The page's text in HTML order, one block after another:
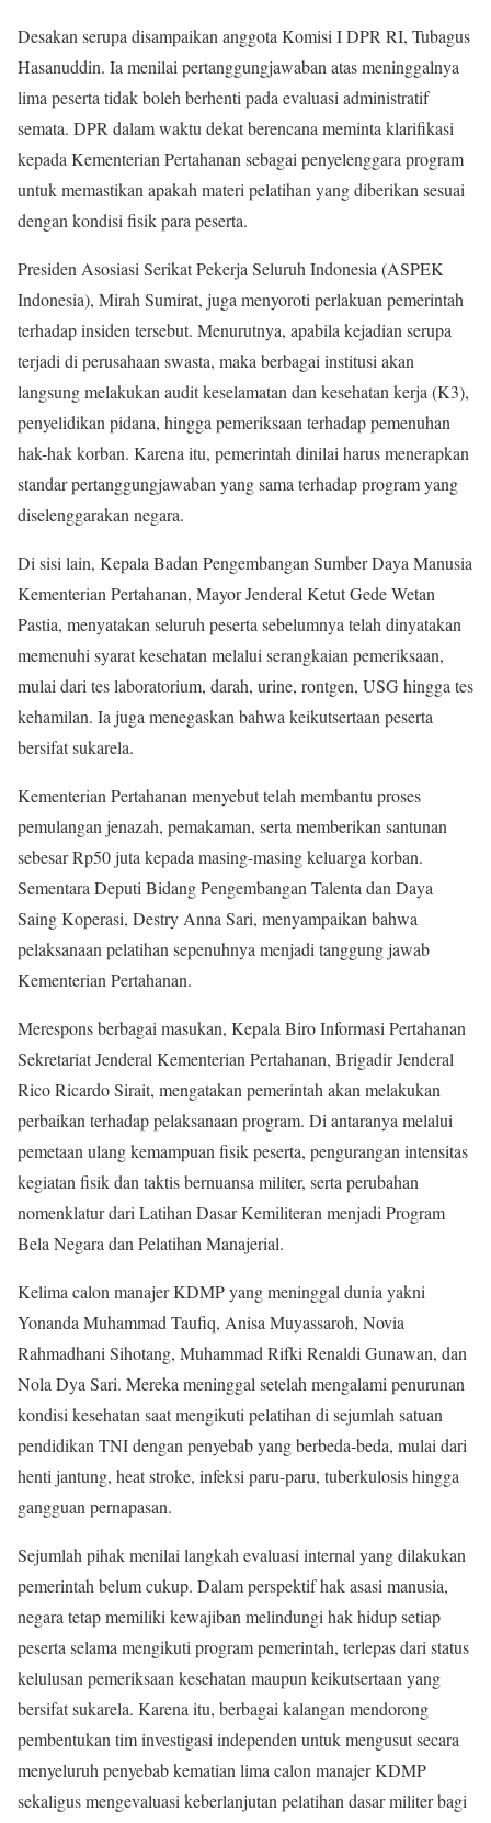
Desakan serupa disampaikan anggota Komisi I DPR RI, Tubagus
Hasanuddin. Ia menilai pertanggungjawaban atas meninggalnya
lima peserta tidak boleh berhenti pada evaluasi administratif
semata. DPR dalam waktu dekat berencana meminta klarifikasi
kepada Kementerian Pertahanan sebagai penyelenggara program
untuk memastikan apakah materi pelatihan yang diberikan sesuai
dengan kondisi fisik para peserta.
Presiden Asosiasi Serikat Pekerja Seluruh Indonesia (ASPEK
Indonesia), Mirah Sumirat, juga menyoroti perlakuan pemerintah
terhadap insiden tersebut. Menurutnya, apabila kejadian serupa
terjadi di perusahaan swasta, maka berbagai institusi akan
langsung melakukan audit keselamatan dan kesehatan kerja (K3),
penyelidikan pidana, hingga pemeriksaan terhadap pemenuhan
hak-hak korban. Karena itu, pemerintah dinilai harus menerapkan
standar pertanggungjawaban yang sama terhadap program yang
diselenggarakan negara.
Di sisi lain, Kepala Badan Pengembangan Sumber Daya Manusia
Kementerian Pertahanan, Mayor Jenderal Ketut Gede Wetan
Pastia, menyatakan seluruh peserta sebelumnya telah dinyatakan
memenuhi syarat kesehatan melalui serangkaian pemeriksaan,
mulai dari tes laboratorium, darah, urine, rontgen, USG hingga tes
kehamilan. Ia juga menegaskan bahwa keikutsertaan peserta
bersifat sukarela.
Kementerian Pertahanan menyebut telah membantu proses
pemulangan jenazah, pemakaman, serta memberikan santunan
sebesar Rp50 juta kepada masing-masing keluarga korban.
Sementara Deputi Bidang Pengembangan Talenta dan Daya
Saing Koperasi, Destry Anna Sari, menyampaikan bahwa
pelaksanaan pelatihan sepenuhnya menjadi tanggung jawab
Kementerian Pertahanan.
Merespons berbagai masukan, Kepala Biro Informasi Pertahanan
Sekretariat Jenderal Kementerian Pertahanan, Brigadir Jenderal
Rico Ricardo Sirait, mengatakan pemerintah akan melakukan
perbaikan terhadap pelaksanaan program. Di antaranya melalui
pemetaan ulang kemampuan fisik peserta, pengurangan intensitas
kegiatan fisik dan taktis bernuansa militer, serta perubahan
nomenklatur dari Latihan Dasar Kemiliteran menjadi Program
Bela Negara dan Pelatihan Manajerial.
Kelima calon manajer KDMP yang meninggal dunia yakni
Yonanda Muhammad Taufiq, Anisa Muyassaroh, Novia
Rahmadhani Sihotang, Muhammad Rifki Renaldi Gunawan, dan
Nola Dya Sari. Mereka meninggal setelah mengalami penurunan
kondisi kesehatan saat mengikuti pelatihan di sejumlah satuan
pendidikan TNI dengan penyebab yang berbeda-beda, mulai dari
henti jantung, heat stroke, infeksi paru-paru, tuberkulosis hingga
gangguan pernapasan.
Sejumlah pihak menilai langkah evaluasi internal yang dilakukan
pemerintah belum cukup. Dalam perspektif hak asasi manusia,
negara tetap memiliki kewajiban melindungi hak hidup setiap
peserta selama mengikuti program pemerintah, terlepas dari status
kelulusan pemeriksaan kesehatan maupun keikutsertaan yang
bersifat sukarela. Karena itu, berbagai kalangan mendorong
pembentukan tim investigasi independen untuk mengusut secara
menyeluruh penyebab kematian lima calon manajer KDMP
sekaligus mengevaluasi keberlanjutan pelatihan dasar militer bagi